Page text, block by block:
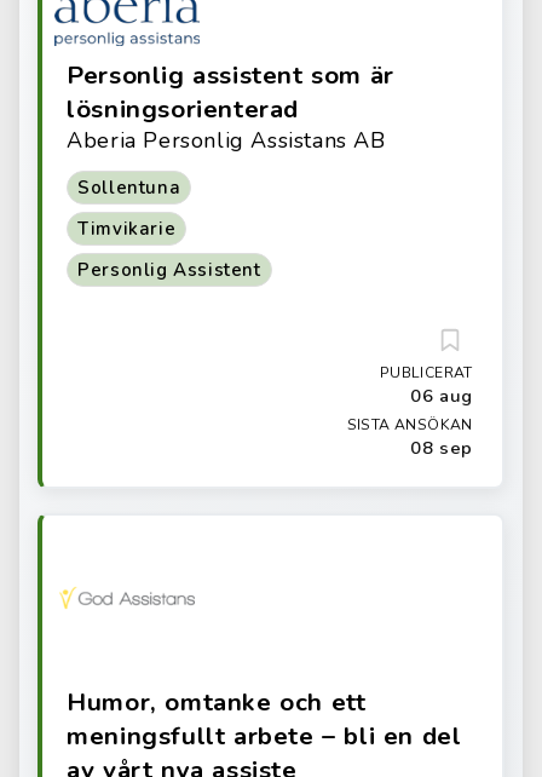
Personlig assistent som är
lösningsorienterad
Aberia Personlig Assistans AB
Sollentuna
Timvikarie
Personlig Assistent
PUBLICERAT
06 aug
SISTA ANSÖKAN
08 sep
Humor, omtanke och ett
meningsfullt arbete – bli en del
av vårt nya assiste